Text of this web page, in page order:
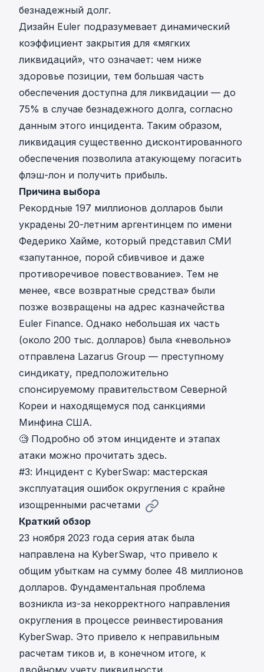
безнадежный долг.
Дизайн Euler подразумевает динамический
коэффициент закрытия для «мягких
ликвидаций», что означает: чем ниже
здоровье позиции, тем большая часть
обеспечения доступна для ликвидации — до
75% в случае безнадежного долга, согласно
данным этого инцидента. Таким образом,
ликвидация существенно дисконтированного
обеспечения позволила атакующему погасить
флэш-лон и получить прибыль.
Причина выбора
Рекордные 197 миллионов долларов были
украдены 20-летним аргентинцем по имени
Федерико Хайме, который представил СМИ
«запутанное, порой сбивчивое и даже
противоречивое повествование». Тем не
менее, «все возвратные средства» были
позже возвращены на адрес казначейства
Euler Finance. Однако небольшая их часть
(около 200 тыс. долларов) была «невольно»
отправлена Lazarus Group — преступному
синдикату, предположительно
спонсируемому правительством Северной
Кореи и находящемуся под санкциями
Минфина США.
🧐 Подробно об этом инциденте и этапах
атаки можно прочитать здесь.
#3: Инцидент с KyberSwap: мастерская
эксплуатация ошибок округления с крайне
изощренными расчетами
Краткий обзор
23 ноября 2023 года серия атак была
направлена на KyberSwap, что привело к
общим убыткам на сумму более 48 миллионов
долларов. Фундаментальная проблема
возникла из-за некорректного направления
округления в процессе реинвестирования
KyberSwap. Это привело к неправильным
расчетам тиков и, в конечном итоге, к
двойному учету ликвидности.